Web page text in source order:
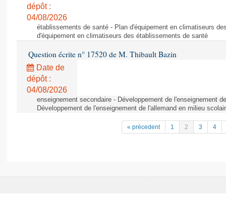
dépôt :
04/08/2026
établissements de santé - Plan d'équipement en climatiseurs
d'équipement en climatiseurs des établissements de santé
Question écrite n° 17520 de M. Thibault Bazin
Date de
dépôt :
04/08/2026
enseignement secondaire - Développement de l'enseignement
Développement de l'enseignement de l'allemand en milieu
« précedent 1 2 3 4